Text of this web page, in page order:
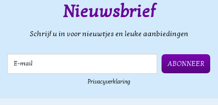
Nieuwsbrief
Schrijf u in voor nieuwtjes en leuke aanbiedingen
ABONNEER
Privacyverklaring